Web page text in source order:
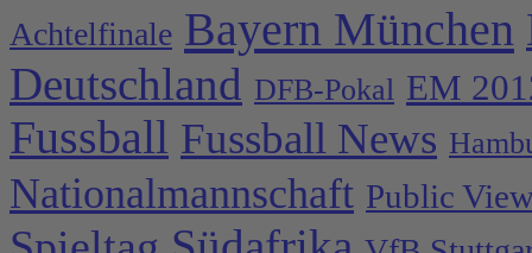
Achtelfinale Bayern München
Deutschland DFB-Pokal EM
Fussball Fussball News
Nationalmannschaft Public